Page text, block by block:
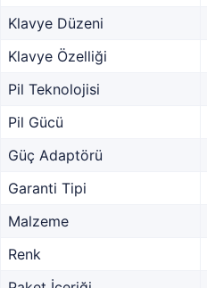
Klavye Düzeni
Klavye Özelliği
Pil Teknolojisi
Pil Gücü
Güç Adaptörü
Garanti Tipi
Malzeme
Renk